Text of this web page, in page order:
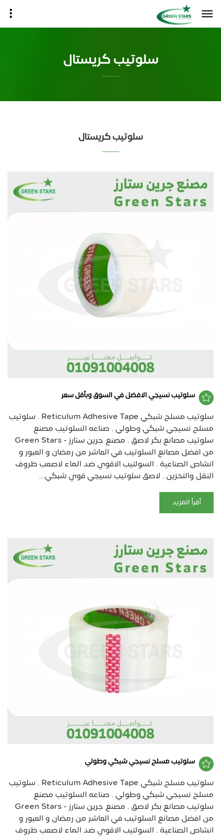
سلوتيب كريستال
سلوتيب كريستال
سلوتيب نسيجي الافضل في السوق وبأقل سعر
سلوتيب مسلح شبكي Reticulum Adhesive Tape . سلوتيب
مسلح نسيجي شبكي وطولي . صناعه السلوتيب مصنع
سلوتيب مصانع بكر لاصق . مصنع جرين ستارز - Green Stars
من افضل مصانع السلوتيب في العاشر من رمضان و العبور و
انشاص الصناعية . السولتيب الاقوي ضد الماء لاصعب ظروف
النقل والتخزين . لاصق سلوتيب نسيجي قوي شبكي...
أقرأ المزيد
سلوتيب مسلح نسيجي شبكي وطولي
سلوتيب مسلح شبكي Reticulum Adhesive Tape . سلوتيب
مسلح نسيجي شبكي وطولي . صناعه السلوتيب مصنع
سلوتيب مصانع بكر لاصق . مصنع جرين ستارز - Green Stars
من افضل مصانع السلوتيب في العاشر من رمضان و العبور و
انشاص الصناعية . السولتيب الاقوي ضد الماء لاصعب ظروف